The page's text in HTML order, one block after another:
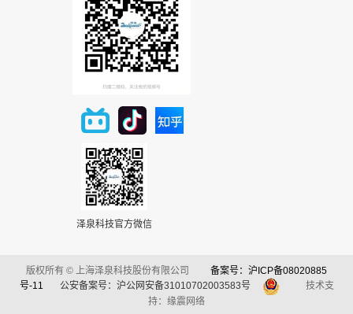
泽泉科技官方微信
版权所有 © 上海泽泉科技股份有限公司
备案号：沪ICP备08020885
号-11
公安备案号：沪公网安备31010702003583号
技术支
持：缘震网络